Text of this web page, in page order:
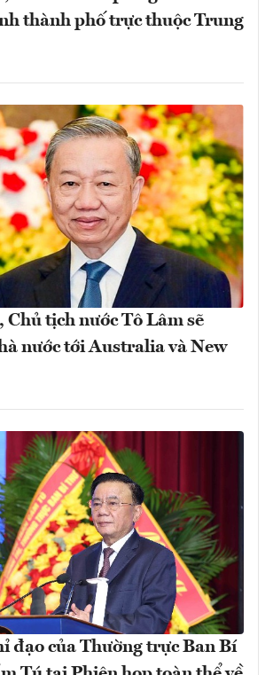
thành phố trực thuộc Trung
Chủ tịch nước Tô Lâm sẽ
nước tới Australia và New
đạo của Thường trực Ban Bí